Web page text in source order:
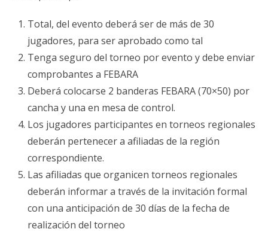
Total, del evento deberá ser de más de 30
jugadores, para ser aprobado como tal
Tenga seguro del torneo por evento y debe enviar
comprobantes a FEBARA
Deberá colocarse 2 banderas FEBARA (70×50) por
cancha y una en mesa de control.
Los jugadores participantes en torneos regionales
deberán pertenecer a afiliadas de la región
correspondiente.
Las afiliadas que organicen torneos regionales
deberán informar a través de la invitación formal
con una anticipación de 30 días de la fecha de
realización del torneo